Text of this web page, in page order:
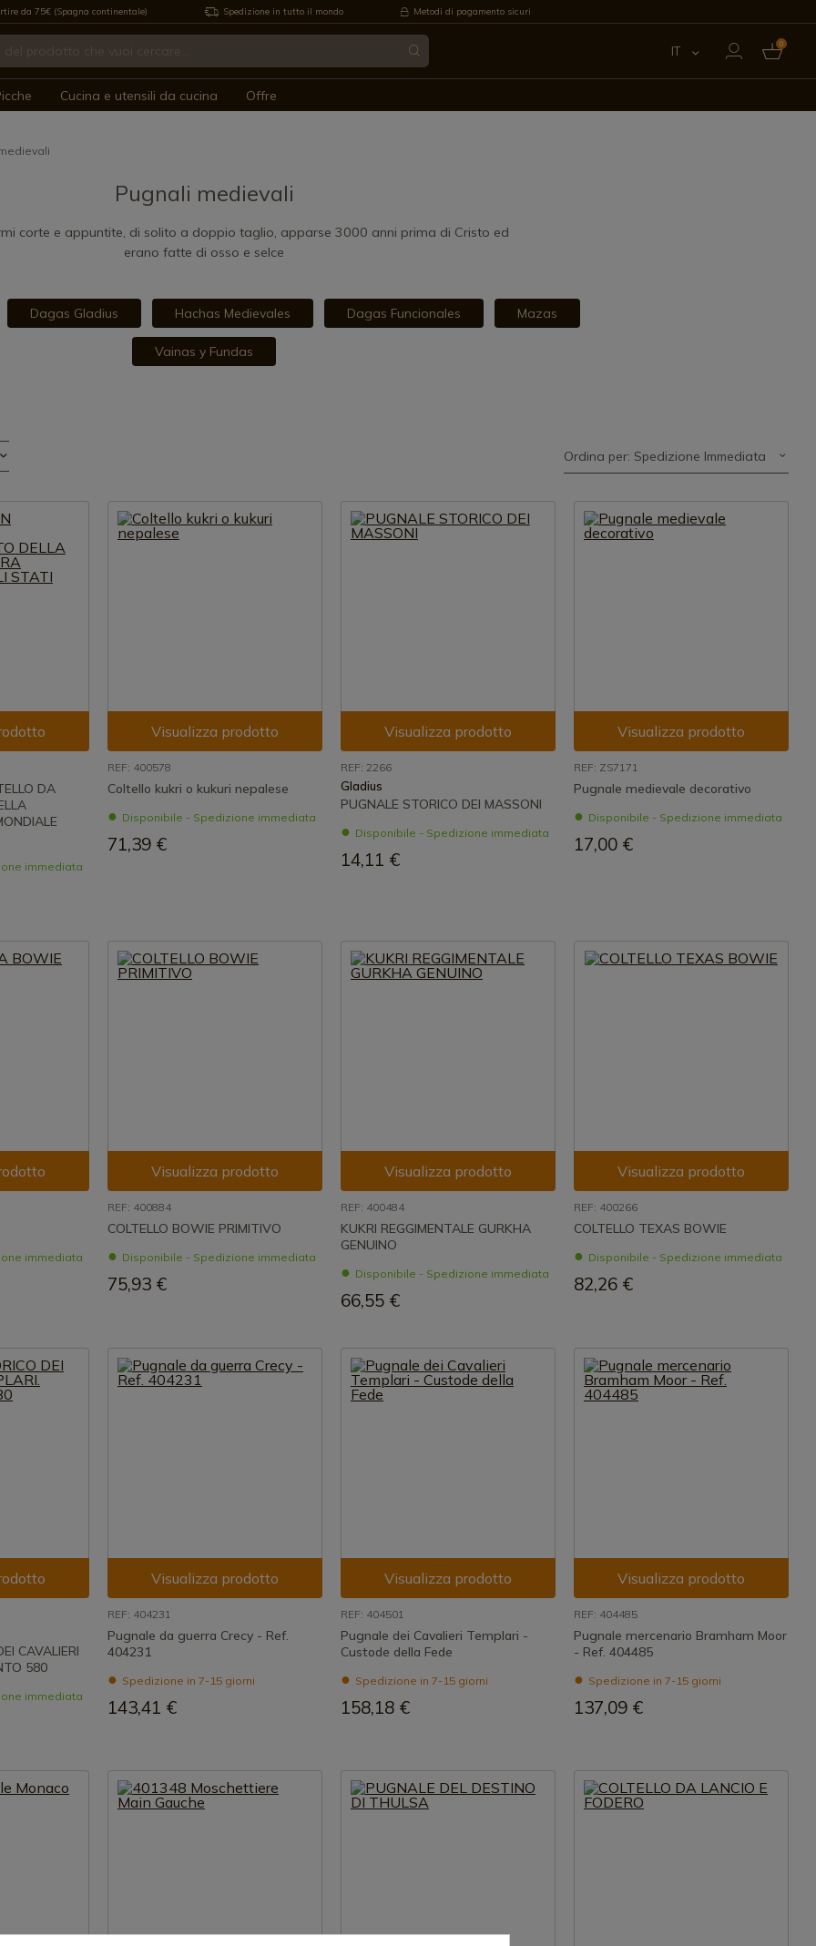
da 75€ (Spagna continentale) Spedizione in tutto il mondo Metodi di pagamento sicuri
IT 0
Cucina e utensili da cucina Offre
Pugnali medievali
corte e appuntite, di solito a doppio taglio, apparse 3000 anni prima di Cristo ed
erano fatte di osso e selce
Dagas Gladius Hachas Medievales Dagas Funcionales Mazas
Vainas y Fundas
Ordina per: Spedizione Immediata
DA
immediata
Visualizza prodotto
REF: 400578
Coltello kukri o kukuri nepalese
Disponibile - Spedizione immediata
71,39 €
Visualizza prodotto
REF: 2266
Gladius
PUGNALE STORICO DEI MASSONI
Disponibile - Spedizione immediata
14,11 €
Visualizza prodotto
REF: ZS7171
Pugnale medievale decorativo
Disponibile - Spedizione immediata
17,00 €
immediata
Visualizza prodotto
REF: 400884
COLTELLO BOWIE PRIMITIVO
Disponibile - Spedizione immediata
75,93 €
Visualizza prodotto
REF: 400484
KUKRI REGGIMENTALE GURKHA
GENUINO
Disponibile - Spedizione immediata
66,55 €
Visualizza prodotto
REF: 400266
COLTELLO TEXAS BOWIE
Disponibile - Spedizione immediata
82,26 €
CAVALIERI
580
immediata
Visualizza prodotto
REF: 404231
Pugnale da guerra Crecy - Ref.
404231
Spedizione in 7-15 giorni
143,41 €
Visualizza prodotto
REF: 404501
Pugnale dei Cavalieri Templari -
Custode della Fede
Spedizione in 7-15 giorni
158,18 €
Visualizza prodotto
REF: 404485
Pugnale mercenario Bramham Moor
- Ref. 404485
Spedizione in 7-15 giorni
137,09 €